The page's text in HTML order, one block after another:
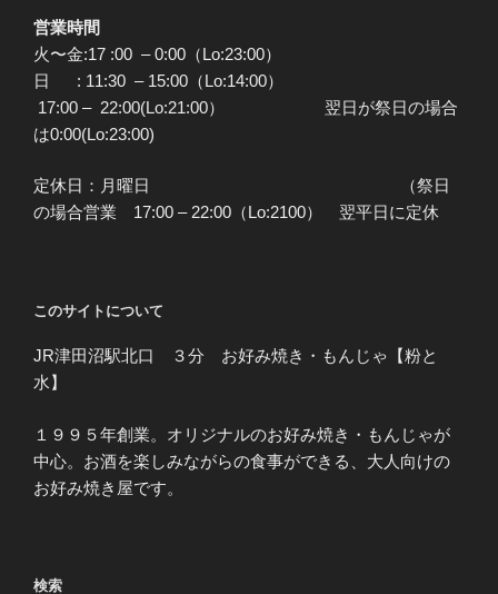
営業時間
火〜金:17 :00 – 0:00（Lo:23:00）
日 : 11:30 – 15:00（Lo:14:00）
17:00 – 22:00(Lo:21:00） 翌日が祭日の場合
は0:00(Lo:23:00)
定休日：月曜日 （祭日
の場合営業 17:00 – 22:00（Lo:2100） 翌平日に定休
このサイトについて
JR津田沼駅北口 ３分 お好み焼き・もんじゃ【粉と
水】
１９９５年創業。オリジナルのお好み焼き・もんじゃが
中心。お酒を楽しみながらの食事ができる、大人向けの
お好み焼き屋です。
検索